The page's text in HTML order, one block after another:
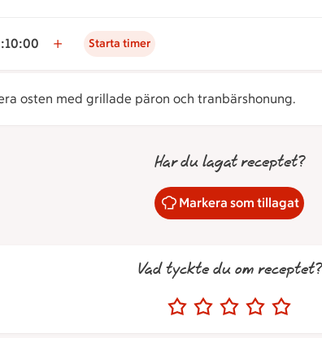
Starta timer
osten med grillade päron och tranbärshonung.
Har du lagat receptet?
Markera som tillagat
Vad tyckte du om receptet?